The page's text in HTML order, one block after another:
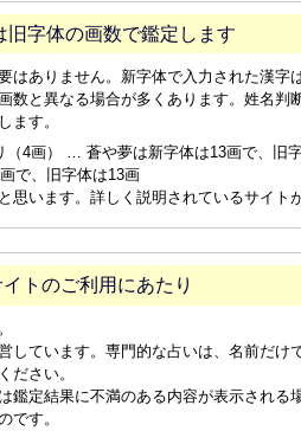
旧字体の画数で鑑定します
ありません。新字体で入力された漢字
と異なる場合が多くあります。姓名判
ます。
4画） … 蒼や夢は新字体は13画で、旧
で、旧字体は13画
います。詳しく説明されているサイト
トのご利用にあたり
しています。専門的な占いは、名前だけ
ださい。
定結果に不満のある内容が表示される
です。